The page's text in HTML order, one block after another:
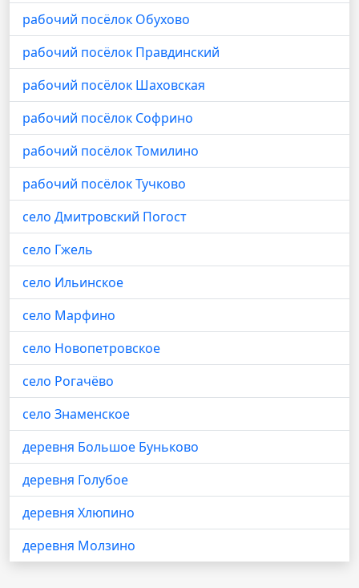
рабочий посёлок Обухово
рабочий посёлок Правдинский
рабочий посёлок Шаховская
рабочий посёлок Софрино
рабочий посёлок Томилино
рабочий посёлок Тучково
село Дмитровский Погост
село Гжель
село Ильинское
село Марфино
село Новопетровское
село Рогачёво
село Знаменское
деревня Большое Буньково
деревня Голубое
деревня Хлюпино
деревня Молзино